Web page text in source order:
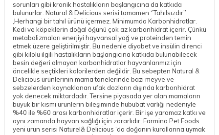
sorunları gibi kronik hastalıkların başlangıcına da katkıda
bulunurlar. Natural & Delicious serisi tamamen ‘’Tahılsızdır’’
,Herhangi bir tahıl ürünü içermez. Minimumda Karbonhidratlar.
Kedi ve köpeklerin doğal öğünü çok az karbonhidrat içerir. Çünkü
metabolizmaları enerjiyi hayvansal yağ ve proteinden temin
etmek üzere geliştirilmiştir. Bu nedenle diyabet ve insülin direnci
gibi kilolu ilgili hastalıkların başlangıcına katkıda bulunabilecek
besin değeri olmayan karbonhidratlar hayvanlarımız için
öncelikle seçtikleri kalorilerden değildir. Bu sebepten Natural &
Delicious ürünlerinin mama tanelerinde bazı meyve ve
sebzelerden kaynaklanan ufak dozların dışında karbonhidrat
yok denecek miktardadır. Tersine piyasada yer alan mamaların
büyük bir kısmı ürünlerin bileşiminde hububat varlığı nedeniyle
%40 ile %60 arası karbonhidratlar içerir. Bir işe yaramaz katkı ve
aynı zamanda hayvan sağlığı için zararlıdır; Farmina Pet Foods
yeni ürün serisi Naturel& Delicious ‘da doğanın kurallarına uymak